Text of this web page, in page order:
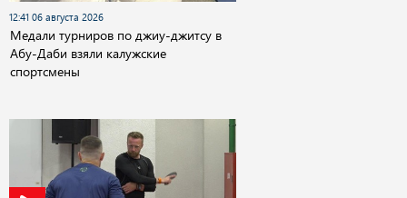
12:41 06 августа 2026
Медали турниров по джиу-джитсу в
Абу-Даби взяли калужские
спортсмены